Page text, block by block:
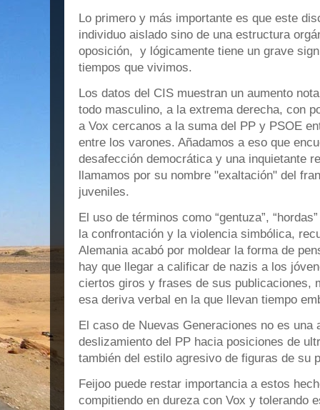
Lo primero y más importante es que este
individuo aislado sino de una estructura
oposición, y lógicamente tiene un grave
tiempos que vivimos.
Los datos del CIS muestran un aumento
todo masculino, a la extrema derecha, con
a Vox cercanos a la suma del PP y PSOE
entre los varones. Añadamos a eso que
desafección democrática y una inquietante
llamamos por su nombre "exaltación" del
juveniles.
El uso de términos como “gentuza”,
la confrontación y la violencia simbólica,
Alemania acabó por moldear la forma de
hay que llegar a calificar de nazis a los
ciertos giros y frases de sus publicaciones,
esa deriva verbal en la que llevan tiempo
El caso de Nuevas Generaciones no es una
deslizamiento del PP hacia posiciones de
también del estilo agresivo de figuras de su
Feijoo puede restar importancia a estos
compitiendo en dureza con Vox y tolerando